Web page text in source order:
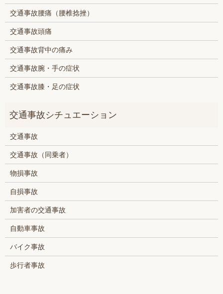
交通事故腰痛（腰椎捻挫）
交通事故頭痛
交通事故背中の痛み
交通事故腕・手の症状
交通事故膝・足の症状
交通事故
交通事故（同乗者）
物損事故
自損事故
加害者の交通事故
自動車事故
バイク事故
歩行者事故